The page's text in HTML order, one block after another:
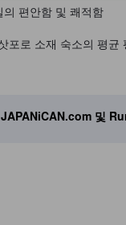
의 편안함 및 쾌적함
포로 소재 숙소의 평균
및